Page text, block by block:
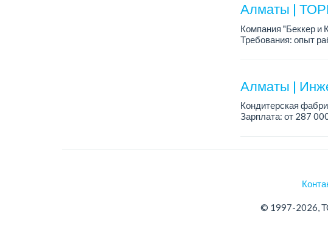
Требования:
Алматы |
Компания "Беккер и
Требования: опыт
Алматы |
Кондитерская
Зарплата: от 287
© 1997-2026,